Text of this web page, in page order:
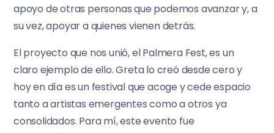
apoyo de otras personas que podemos avanzar y, a
su vez, apoyar a quienes vienen detrás.
El proyecto que nos unió, el Palmera Fest, es un
claro ejemplo de ello. Greta lo creó desde cero y
hoy en día es un festival que acoge y cede espacio
tanto a artistas emergentes como a otros ya
consolidados. Para mí, este evento fue